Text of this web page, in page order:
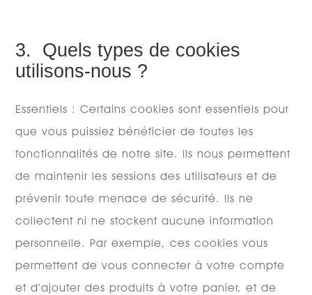
3. Quels types de cookies
utilisons-nous ?
Essentiels : Certains cookies sont essentiels pour
que vous puissiez bénéficier de toutes les
fonctionnalités de notre site. Ils nous permettent
de maintenir les sessions des utilisateurs et de
prévenir toute menace de sécurité. Ils ne
collectent ni ne stockent aucune information
personnelle. Par exemple, ces cookies vous
permettent de vous connecter à votre compte
et d’ajouter des produits à votre panier, et de